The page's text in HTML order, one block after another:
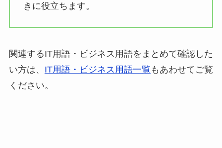
きに役立ちます。
関連するIT用語・ビジネス用語をまとめて確認した
い方は、 IT用語・ビジネス用語一覧 もあわせてご覧
ください。